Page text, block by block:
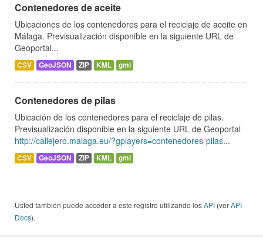
Contenedores de aceite
Ubicaciones de los contenedores para el reciclaje de aceite en
Málaga. Previsualización disponible en la siguiente URL de
Geoportal...
CSV GeoJSON ZIP KML gml
Contenedores de pilas
Ubicación de los contenedores para el reciclaje de pilas.
Previsualización disponible en la siguiente URL de Geoportal
http://callejero.malaga.eu/?gplayers=contenedores-pilas...
CSV GeoJSON ZIP KML gml
Usted también puede acceder a este registro utilizando losAPI (verAPI
Docs).